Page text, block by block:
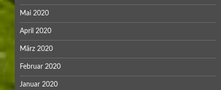
Mai 2020
April 2020
März 2020
Februar 2020
Januar 2020